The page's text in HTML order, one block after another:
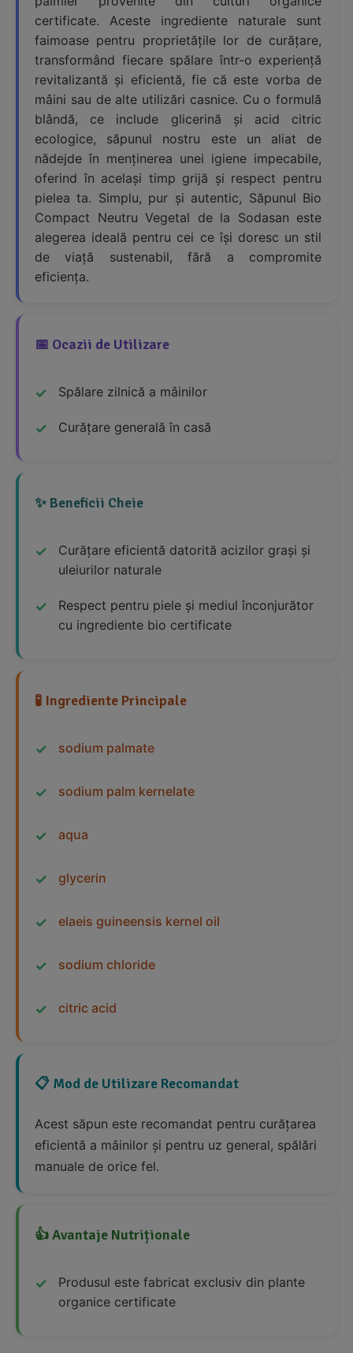
certificate. Aceste ingrediente naturale sunt
faimoase pentru proprietățile lor de curățare,
transformând fiecare spălare într-o experiență
revitalizantă și eficientă, fie că este vorba de
mâini sau de alte utilizări casnice. Cu o formulă
blândă, ce include glicerină și acid citric
ecologice, săpunul nostru este un aliat de
nădejde în menținerea unei igiene impecabile,
oferind în același timp grijă și respect pentru
pielea ta. Simplu, pur și autentic, Săpunul Bio
Compact Neutru Vegetal de la Sodasan este
alegerea ideală pentru cei ce își doresc un stil
de viață sustenabil, fără a compromite
eficiența.
📅 Ocazii de Utilizare
Spălare zilnică a mâinilor
Curățare generală în casă
✨ Beneficii Cheie
Curățare eficientă datorită acizilor grași și
uleiurilor naturale
Respect pentru piele și mediul înconjurător
cu ingrediente bio certificate
🧪 Ingrediente Principale
sodium palmate
sodium palm kernelate
aqua
glycerin
elaeis guineensis kernel oil
sodium chloride
citric acid
📋 Mod de Utilizare Recomandat
Acest săpun este recomandat pentru curățarea
eficientă a mâinilor și pentru uz general, spălări
manuale de orice fel.
👍 Avantaje Nutriționale
Produsul este fabricat exclusiv din plante
organice certificate